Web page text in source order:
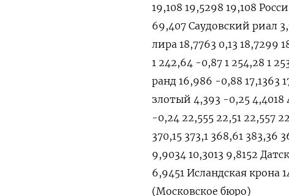
19,108 19,5298 19,108
69,407 Саудовский риал
лира 18,7763 0,13 18,7299
1 242,64 -0,87 1 254,28 1
ранд 16,986 -0,88 17,1363
злотый 4,393 -0,25 4,4018
-0,24 22,555 22,51 22,557
370,15 373,1 368,61
9,9034 10,3013 9,8152
6,9451 Исландская крона
(Московское бюро)